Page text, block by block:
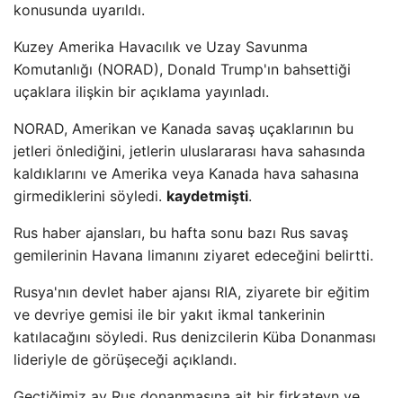
konusunda uyarıldı.
Kuzey Amerika Havacılık ve Uzay Savunma
Komutanlığı (NORAD), Donald Trump'ın bahsettiği
uçaklara ilişkin bir açıklama yayınladı.
NORAD, Amerikan ve Kanada savaş uçaklarının bu
jetleri önlediğini, jetlerin uluslararası hava sahasında
kaldıklarını ve Amerika veya Kanada hava sahasına
girmediklerini söyledi. kaydetmişti.
Rus haber ajansları, bu hafta sonu bazı Rus savaş
gemilerinin Havana limanını ziyaret edeceğini belirtti.
Rusya'nın devlet haber ajansı RIA, ziyarete bir eğitim
ve devriye gemisi ile bir yakıt ikmal tankerinin
katılacağını söyledi. Rus denizcilerin Küba Donanması
lideriyle de görüşeceği açıklandı.